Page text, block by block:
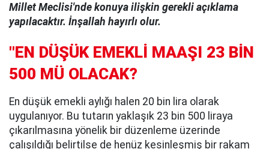
Millet Meclisi'nde konuya ilişkin gerekli açıklama
yapılacaktır. İnşallah hayırlı olur.
"EN DÜŞÜK EMEKLİ MAAŞI 23 BİN
500 MÜ OLACAK?
En düşük emekli aylığı halen 20 bin lira olarak
uygulanıyor. Bu tutarın yaklaşık 23 bin 500 liraya
çıkarılmasına yönelik bir düzenleme üzerinde
çalışıldığı belirtilse de henüz kesinleşmiş bir rakam